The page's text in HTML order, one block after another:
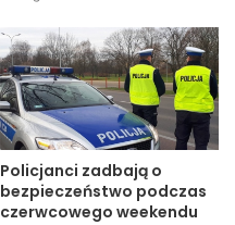
Policjanci zadbają o
bezpieczeństwo podczas
czerwcowego weekendu